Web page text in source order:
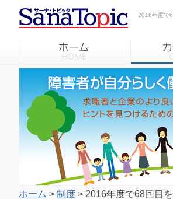
2016年度で
ホーム > 制度 > 2016年度で68回目